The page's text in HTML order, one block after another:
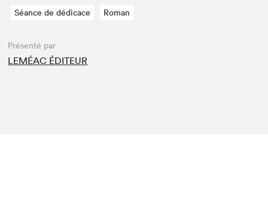
Séance de dédicace Roman
Présenté par
LEMÉAC ÉDITEUR